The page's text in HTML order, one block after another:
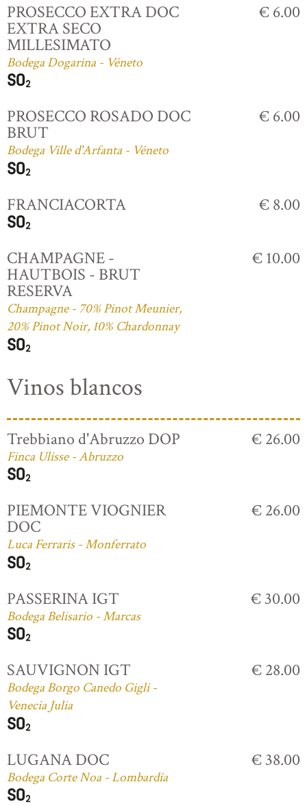
PROSECCO EXTRA DOC
EXTRA SECO
MILLESIMATO
Bodega Dogarina - Véneto
€ 6.00
PROSECCO ROSADO DOC
BRUT
Bodega Ville d'Arfanta - Véneto
€ 6.00
FRANCIACORTA € 8.00
CHAMPAGNE -
HAUTBOIS - BRUT
RESERVA
Champagne - 70% Pinot Meunier,
20% Pinot Noir, 10% Chardonnay
€ 10.00
Vinos blancos
Trebbiano d'Abruzzo DOP
Finca Ulisse - Abruzzo
€ 26.00
PIEMONTE VIOGNIER
DOC
Luca Ferraris - Monferrato
€ 26.00
PASSERINA IGT
Bodega Belisario - Marcas
€ 30.00
SAUVIGNON IGT
Bodega Borgo Canedo Gigli -
Venecia Julia
€ 28.00
LUGANA DOC
Bodega Corte Noa - Lombardía
€ 38.00